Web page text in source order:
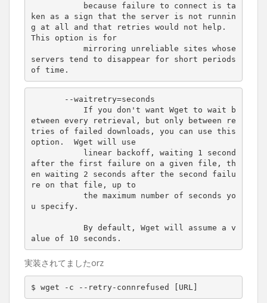
ken as a sign that the server is not runnin
g at all and that retries would not help.
This option is for
servers tend to disappear for short periods
etween every retrieval, but only between re
tries of failed downloads, you can use this
option.  Wget will use
after the first failure on a given file, th
en waiting 2 seconds after the second failu
re on that file, up to
u specify.
実装されてましたorz
$ wget -c --retry-connrefused [ URL ]